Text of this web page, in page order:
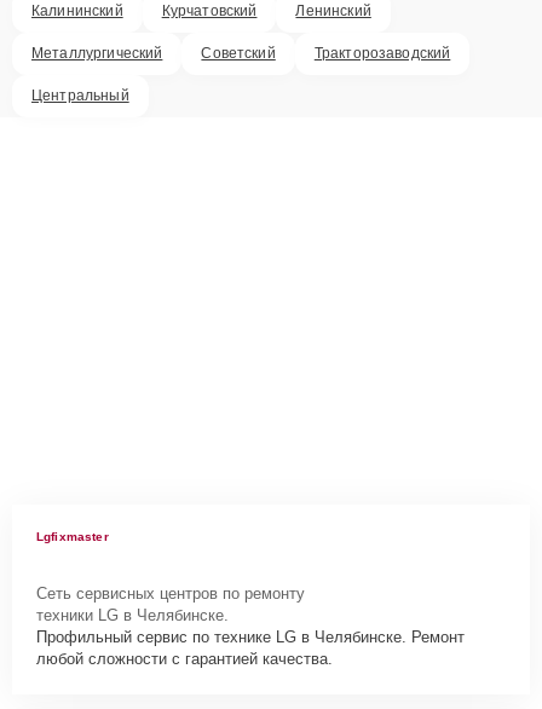
Калининский Курчатовский Ленинский
Металлургический Советский Тракторозаводский
Центральный
Lgfixmaster
Сеть сервисных центров по ремонту
техники LG в Челябинске.
Профильный сервис по технике LG в Челябинске. Ремонт
любой сложности с гарантией качества.